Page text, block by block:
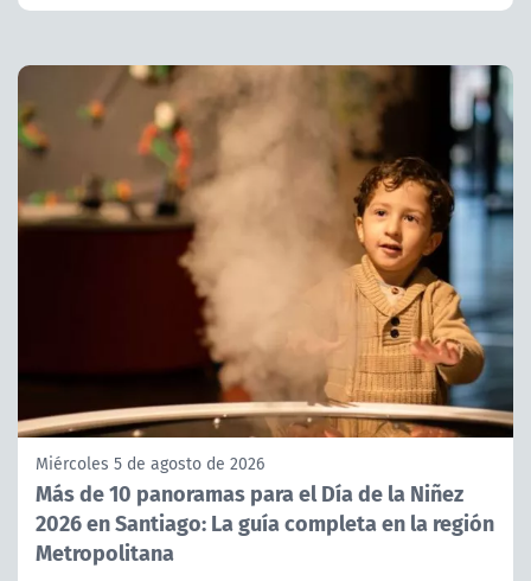
Miércoles 5 de agosto de 2026
Más de 10 panoramas para el Día de la Niñez
2026 en Santiago: La guía completa en la región
Metropolitana